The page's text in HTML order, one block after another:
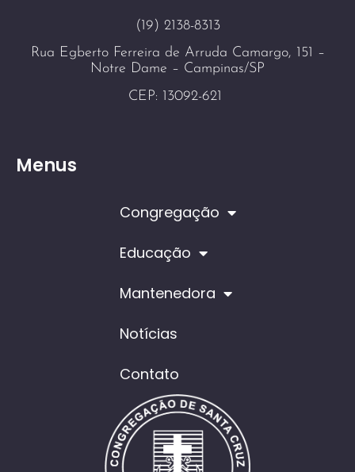
(19) 2138-8313
Rua Egberto Ferreira de Arruda Camargo, 151 –
Notre Dame – Campinas/SP
CEP: 13092-621
Menus
Congregação
Educação
Mantenedora
Notícias
Contato